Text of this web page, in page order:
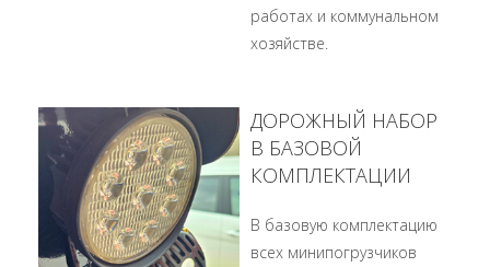
работах и коммунальном
хозяйстве.
ДОРОЖНЫЙ НАБОР
В БАЗОВОЙ
КОМПЛЕКТАЦИИ
В базовую комплектацию
всех минипогрузчиков